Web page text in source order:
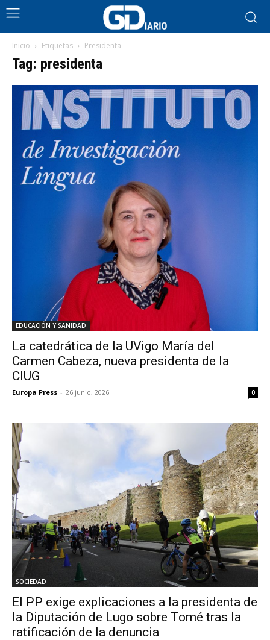
Inicio Etiquetas Presidenta
Tag: presidenta
EDUCACIÓN Y SANIDAD
La catedrática de la UVigo María del
Carmen Cabeza, nueva presidenta de la
CIUG
Europa Press - 26 junio, 2026 0
SOCIEDAD
El PP exige explicaciones a la presidenta de
la Diputación de Lugo sobre Tomé tras la
ratificación de la denuncia